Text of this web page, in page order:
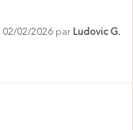
02/02/2026 par Ludovic G.